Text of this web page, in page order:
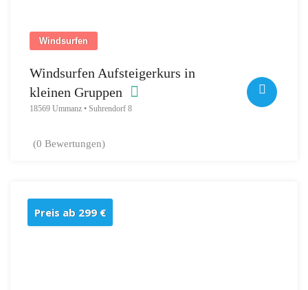
Windsurfen
Windsurfen Aufsteigerkurs in
kleinen Gruppen
18569 Ummanz • Suhrendorf 8
(0 Bewertungen)
Preis ab 299 €